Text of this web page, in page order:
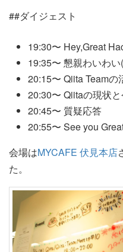
##ダイジェスト
19:30〜 Hey,Great
19:35〜 懇親わいわ
20:15〜 Qiita Teamの
20:30〜 Qiitaの現状
20:45〜 質疑応答
20:55〜 See you
会場はMYCAFE 伏見本店
た。